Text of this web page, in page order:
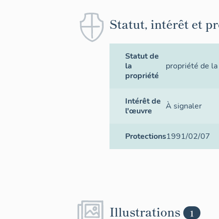
Statut, intérêt et
Statut de
la
propriété
propriété de
Intérêt de
l'œuvre
À signaler
Protections1991/02/07
Illustrations 1